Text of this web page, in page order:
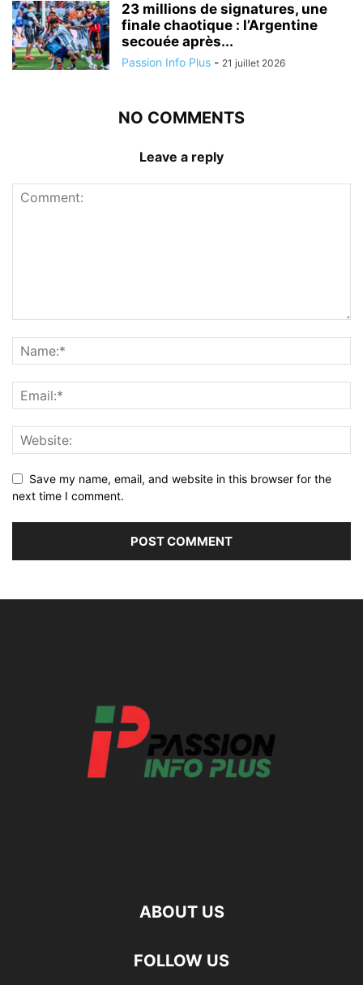
23 millions de signatures, une
finale chaotique : l’Argentine
secouée après...
Passion Info Plus - 21 juillet 2026
NO COMMENTS
Leave a reply
Save my name, email, and website in this browser for the
next time I comment.
ABOUT US
FOLLOW US